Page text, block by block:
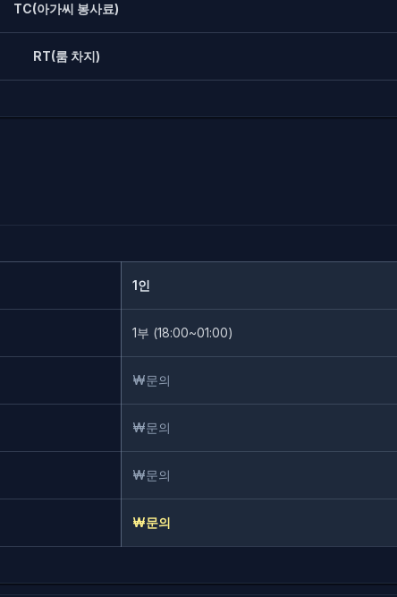
TC(아가씨 봉사료)
RT(룸 차지)
1인
1부 (18:00~01:00)
₩문의
₩문의
₩문의
₩문의